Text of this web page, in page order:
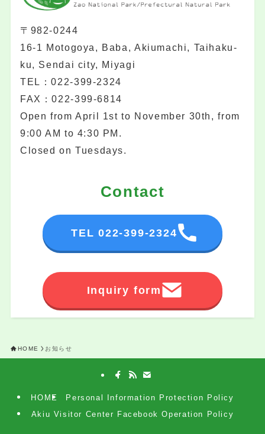
〒982-0244
16-1 Motogoya, Baba, Akiumachi, Taihaku-
ku, Sendai city, Miyagi
TEL：022-399-2324
FAX：022-399-6814
Open from April 1st to November 30th, from
9:00 AM to 4:30 PM.
Closed on Tuesdays.
Contact
TEL 022-399-2324
Inquiry form
HOME お知らせ
HOME
Personal Information Protection Policy
Akiu Visitor Center Facebook Operation Policy